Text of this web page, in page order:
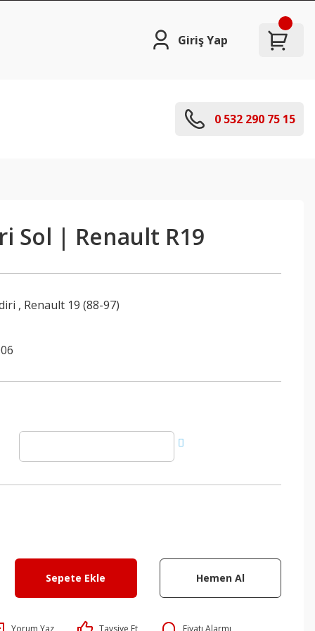
Giriş Yap
0 532 290 75 15
Sol | Renault R19
, Renault 19 (88-97)
Sepete Ekle Hemen Al
Yorum Yaz Tavsiye Et Fiyatı Alarmı